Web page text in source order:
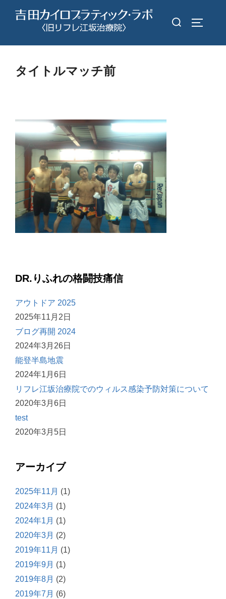
検
対
タイトルマッチ前
DR.りふれの格闘技痛信
アウトドア 2025
2025年11月2日
ブログ再開 2024
2024年3月26日
能登半島地震
2024年1月6日
リフレ江坂治療院でのウィルス感染予防対策について
2020年3月6日
test
2020年3月5日
アーカイブ
2025年11月 (1)
2024年3月 (1)
2024年1月 (1)
2020年3月 (2)
2019年11月 (1)
2019年9月 (1)
2019年8月 (2)
2019年7月 (6)